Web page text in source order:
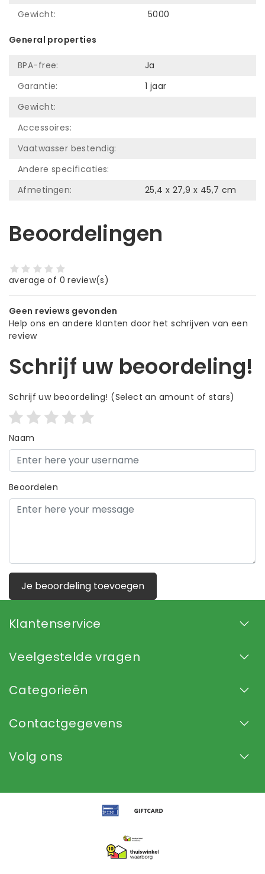
Gewicht:
5000
General properties
BPA-free:
Ja
Garantie:
1 jaar
Gewicht:
Accessoires:
Vaatwasser bestendig:
Andere specificaties:
Afmetingen:
25,4 x 27,9 x 45,7 cm
Beoordelingen
average of 0 review(s)
Geen reviews gevonden
Help ons en andere klanten door het schrijven van een
review
Schrijf uw beoordeling!
Schrijf uw beoordeling! (Select an amount of stars)
Naam
Beoordelen
Je beoordeling toevoegen
Klantenservice
Veelgestelde vragen
Categorieën
Contactgegevens
Volg ons